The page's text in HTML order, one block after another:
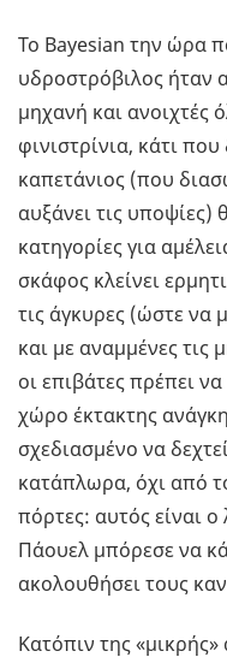
Το Bayesian την ώρα
υδροστρόβιλος ήταν
μηχανή και ανοιχτές
φινιστρίνια, κάτι
καπετάνιος (που
αυξάνει τις υποψίες)
κατηγορίες για
σκάφος κλείνει
τις άγκυρες (ώστε να
και με αναμμένες τις
οι επιβάτες πρέπει
χώρο έκτακτης
σχεδιασμένο να
κατάπλωρα, όχι από
πόρτες: αυτός είναι
Πάουελ μπόρεσε να
ακολουθήσει τους
Κατόπιν της